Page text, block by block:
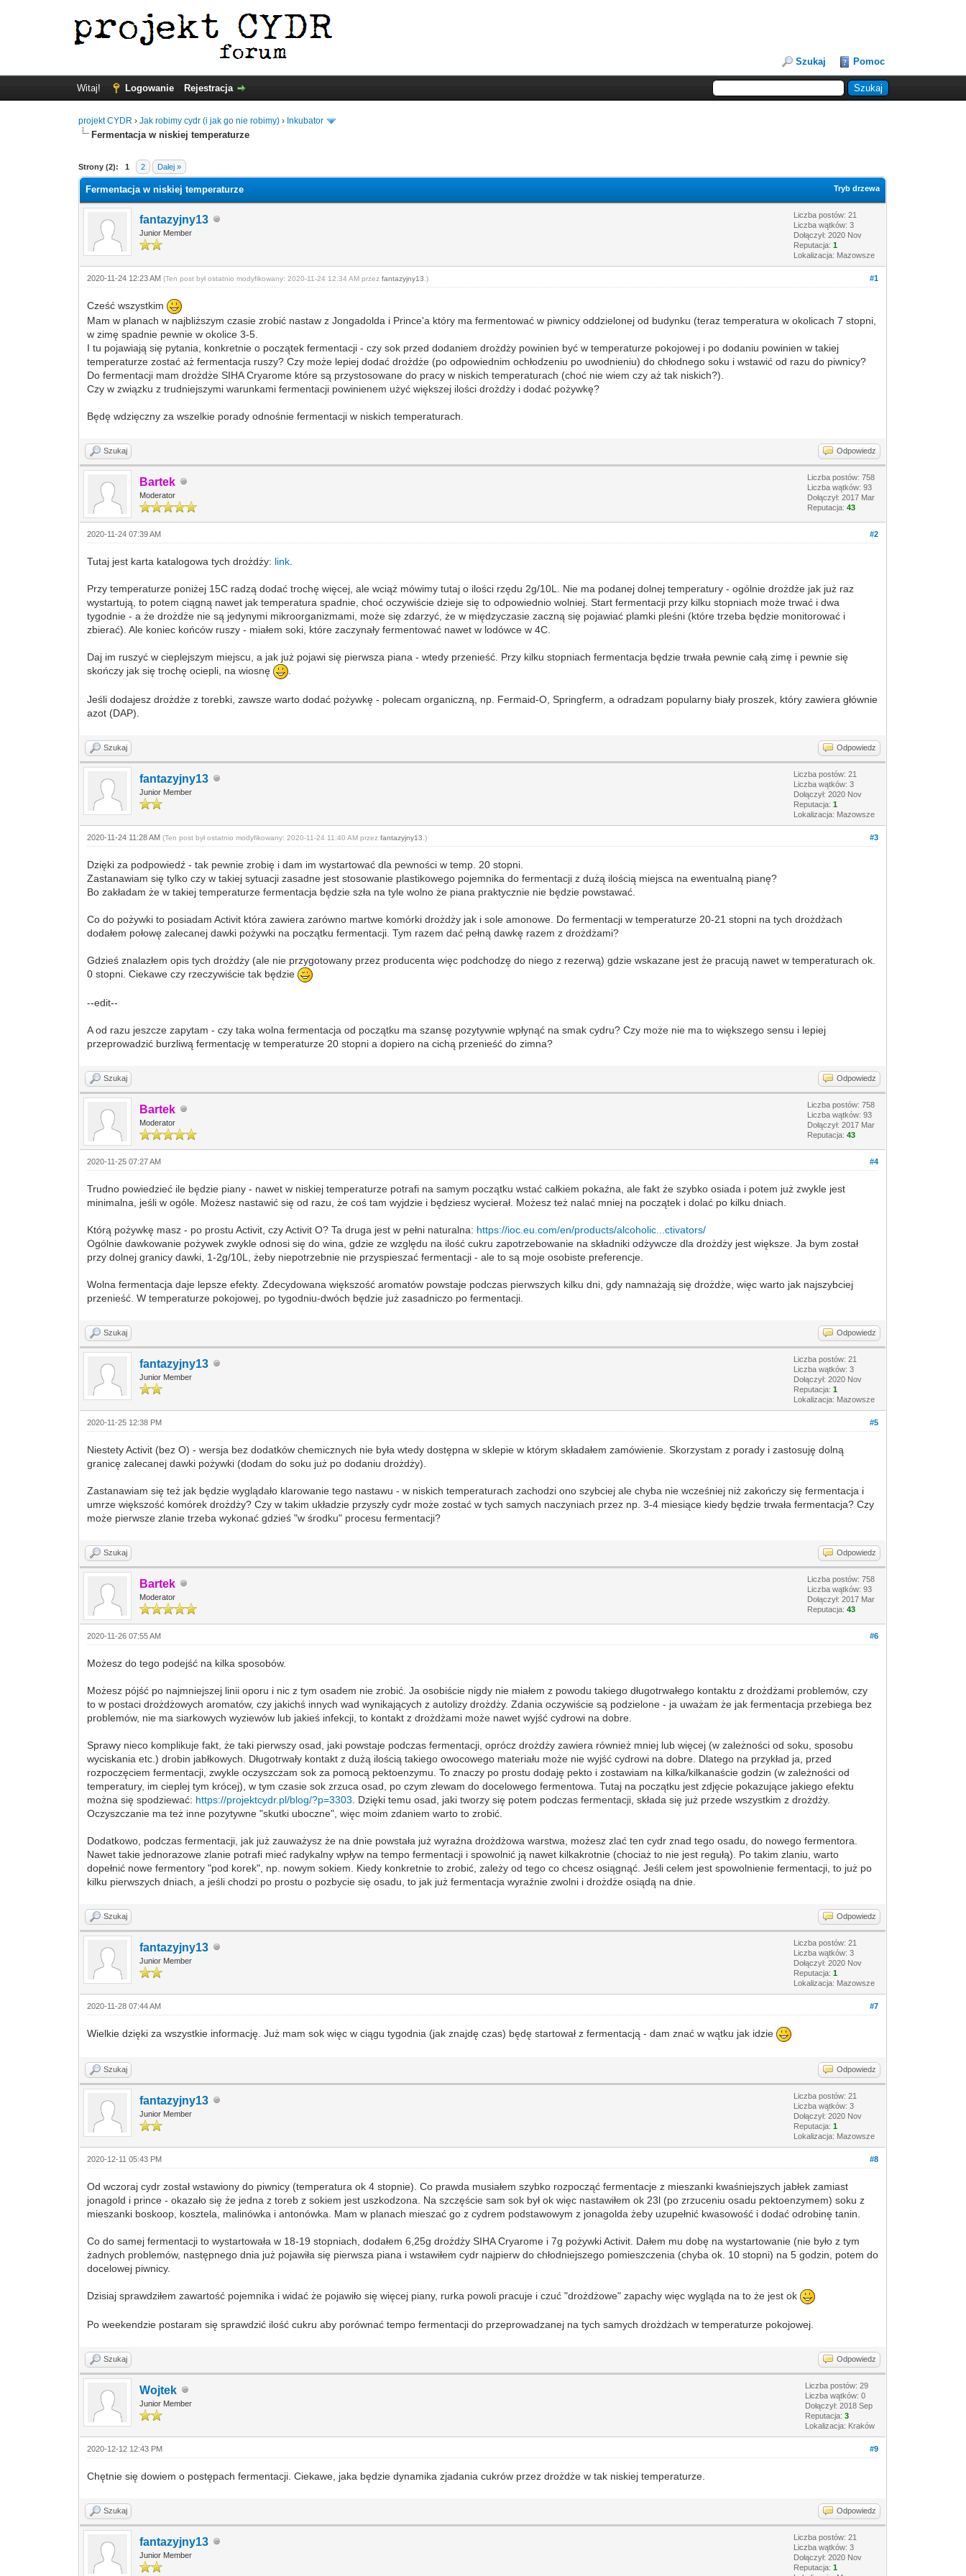
Szukaj Pomoc
Witaj! Logowanie Rejestracja
projekt CYDR ›Jak robimy cydr (i jak go nie robimy) › Inkubator
Fermentacja w niskiej temperaturze
Strony (2): 1 2 Dalej »
Tryb drzewa
Fermentacja w niskiej temperaturze
fantazyjny13
Junior Member
Liczba postów: 21
Liczba wątków: 3
Dołączył: 2020 Nov
Reputacja:1
Lokalizacja: Mazowsze
#1
2020-11-24 12:23 AM(Ten post był ostatnio modyfikowany: 2020-11-24 12:34 AM przezfantazyjny13 .)
Cześć wszystkim
Mam w planach w najbliższym czasie zrobić nastaw z Jongadolda i Prince'a który ma fermentować w piwnicy oddzielonej od budynku (teraz temperatura w okolicach 7 stopni,
w zimę spadnie pewnie w okolice 3-5.
I tu pojawiają się pytania, konkretnie o początek fermentacji - czy sok przed dodaniem drożdży powinien być w temperaturze pokojowej i po dodaniu powinien w takiej
temperaturze zostać aż fermentacja ruszy? Czy może lepiej dodać drożdże (po odpowiednim ochłodzeniu po uwodnieniu) do chłodnego soku i wstawić od razu do piwnicy?
Do fermentacji mam drożdże SIHA Cryarome które są przystosowane do pracy w niskich temperaturach (choć nie wiem czy aż tak niskich?).
Czy w związku z trudniejszymi warunkami fermentacji powinienem użyć większej ilości drożdży i dodać pożywkę?
Będę wdzięczny za wszelkie porady odnośnie fermentacji w niskich temperaturach.
Szukaj Odpowiedz
Bartek
Moderator
Liczba postów: 758
Liczba wątków: 93
Dołączył: 2017 Mar
Reputacja:43
#2
2020-11-24 07:39 AM
Tutaj jest karta katalogowa tych drożdży: link
Przy temperaturze poniżej 15C radzą dodać trochę więcej, ale wciąż mówimy tutaj o ilości rzędu 2g/10L. Nie ma podanej dolnej temperatury - ogólnie drożdże jak już raz
wystartują, to potem ciągną nawet jak temperatura spadnie, choć oczywiście dzieje się to odpowiednio wolniej. Start fermentacji przy kilku stopniach może trwać i dwa
tygodnie - a że drożdże nie są jedynymi mikroorganizmami, może się zdarzyć, że w międzyczasie zaczną się pojawiać plamki pleśni (które trzeba będzie monitorować i
zbierać). Ale koniec końców ruszy - miałem soki, które zaczynały fermentować nawet w lodówce w 4C.
Daj im ruszyć w cieplejszym miejscu, a jak już pojawi się pierwsza piana - wtedy przenieść. Przy kilku stopniach fermentacja będzie trwała pewnie całą zimę i pewnie się
skończy jak się trochę ociepli, na wiosnę
Jeśli dodajesz drożdże z torebki, zawsze warto dodać pożywkę - polecam organiczną, np. Fermaid-O, Springferm, a odradzam popularny biały proszek, który zawiera głównie
azot (DAP).
Szukaj Odpowiedz
fantazyjny13
Junior Member
Liczba postów: 21
Liczba wątków: 3
Dołączył: 2020 Nov
Reputacja:1
Lokalizacja: Mazowsze
#3
2020-11-24 11:28 AM(Ten post był ostatnio modyfikowany: 2020-11-24 11:40 AM przezfantazyjny13 .)
Dzięki za podpowiedź - tak pewnie zrobię i dam im wystartować dla pewności w temp. 20 stopni.
Zastanawiam się tylko czy w takiej sytuacji zasadne jest stosowanie plastikowego pojemnika do fermentacji z dużą ilością miejsca na ewentualną pianę?
Bo zakładam że w takiej temperaturze fermentacja będzie szła na tyle wolno że piana praktycznie nie będzie powstawać.
Co do pożywki to posiadam Activit która zawiera zarówno martwe komórki drożdży jak i sole amonowe. Do fermentacji w temperaturze 20-21 stopni na tych drożdżach
dodałem połowę zalecanej dawki pożywki na początku fermentacji. Tym razem dać pełną dawkę razem z drożdżami?
Gdzieś znalazłem opis tych drożdży (ale nie przygotowany przez producenta więc podchodzę do niego z rezerwą) gdzie wskazane jest że pracują nawet w temperaturach ok.
0 stopni. Ciekawe czy rzeczywiście tak będzie
--edit--
A od razu jeszcze zapytam - czy taka wolna fermentacja od początku ma szansę pozytywnie wpłynąć na smak cydru? Czy może nie ma to większego sensu i lepiej
przeprowadzić burzliwą fermentację w temperaturze 20 stopni a dopiero na cichą przenieść do zimna?
Szukaj Odpowiedz
Bartek
Moderator
Liczba postów: 758
Liczba wątków: 93
Dołączył: 2017 Mar
Reputacja:43
#4
2020-11-25 07:27 AM
Trudno powiedzieć ile będzie piany - nawet w niskiej temperaturze potrafi na samym początku wstać całkiem pokaźna, ale fakt że szybko osiada i potem już zwykle jest
minimalna, jeśli w ogóle. Możesz nastawić się od razu, że coś tam wyjdzie i będziesz wycierał. Możesz też nalać mniej na początek i dolać po kilku dniach.
Którą pożywkę masz - po prostu Activit, czy Activit O? Ta druga jest w pełni naturalna: https://ioc.eu.com/en/products/alcoholic...ctivators/
Ogólnie dawkowanie pożywek zwykle odnosi się do wina, gdzie ze względu na ilość cukru zapotrzebowanie na składniki odżywcze dla drożdży jest większe. Ja bym został
przy dolnej granicy dawki, 1-2g/10L, żeby niepotrzebnie nie przyspieszać fermentacji - ale to są moje osobiste preferencje.
Wolna fermentacja daje lepsze efekty. Zdecydowana większość aromatów powstaje podczas pierwszych kilku dni, gdy namnażają się drożdże, więc warto jak najszybciej
przenieść. W temperaturze pokojowej, po tygodniu-dwóch będzie już zasadniczo po fermentacji.
Szukaj Odpowiedz
fantazyjny13
Junior Member
Liczba postów: 21
Liczba wątków: 3
Dołączył: 2020 Nov
Reputacja:1
Lokalizacja: Mazowsze
#5
2020-11-25 12:38 PM
Niestety Activit (bez O) - wersja bez dodatków chemicznych nie była wtedy dostępna w sklepie w którym składałem zamówienie. Skorzystam z porady i zastosuję dolną
granicę zalecanej dawki pożywki (dodam do soku już po dodaniu drożdży).
Zastanawiam się też jak będzie wyglądało klarowanie tego nastawu - w niskich temperaturach zachodzi ono szybciej ale chyba nie wcześniej niż zakończy się fermentacja i
umrze większość komórek drożdży? Czy w takim układzie przyszły cydr może zostać w tych samych naczyniach przez np. 3-4 miesiące kiedy będzie trwała fermentacja? Czy
może pierwsze zlanie trzeba wykonać gdzieś "w środku" procesu fermentacji?
Szukaj Odpowiedz
Bartek
Moderator
Liczba postów: 758
Liczba wątków: 93
Dołączył: 2017 Mar
Reputacja:43
#6
2020-11-26 07:55 AM
Możesz do tego podejść na kilka sposobów.
Możesz pójść po najmniejszej linii oporu i nic z tym osadem nie zrobić. Ja osobiście nigdy nie miałem z powodu takiego długotrwałego kontaktu z drożdżami problemów, czy
to w postaci drożdżowych aromatów, czy jakichś innych wad wynikających z autolizy drożdży. Zdania oczywiście są podzielone - ja uważam że jak fermentacja przebiega bez
problemów, nie ma siarkowych wyziewów lub jakieś infekcji, to kontakt z drożdżami może nawet wyjść cydrowi na dobre.
Sprawy nieco komplikuje fakt, że taki pierwszy osad, jaki powstaje podczas fermentacji, oprócz drożdży zawiera również mniej lub więcej (w zależności od soku, sposobu
wyciskania etc.) drobin jabłkowych. Długotrwały kontakt z dużą ilością takiego owocowego materiału może nie wyjść cydrowi na dobre. Dlatego na przykład ja, przed
rozpoczęciem fermentacji, zwykle oczyszczam sok za pomocą pektoenzymu. To znaczy po prostu dodaję pekto i zostawiam na kilka/kilkanaście godzin (w zależności od
temperatury, im cieplej tym krócej), w tym czasie sok zrzuca osad, po czym zlewam do docelowego fermentowa. Tutaj na początku jest zdjęcie pokazujące jakiego efektu
można się spodziewać: https://projektcydr.pl/blog/?p=3303 . Dzięki temu osad, jaki tworzy się potem podczas fermentacji, składa się już przede wszystkim z drożdży.
Oczyszczanie ma też inne pozytywne "skutki uboczne", więc moim zdaniem warto to zrobić.
Dodatkowo, podczas fermentacji, jak już zauważysz że na dnie powstała już wyraźna drożdżowa warstwa, możesz zlać ten cydr znad tego osadu, do nowego fermentora.
Nawet takie jednorazowe zlanie potrafi mieć radykalny wpływ na tempo fermentacji i spowolnić ją nawet kilkakrotnie (chociaż to nie jest regułą). Po takim zlaniu, warto
dopełnić nowe fermentory "pod korek", np. nowym sokiem. Kiedy konkretnie to zrobić, zależy od tego co chcesz osiągnąć. Jeśli celem jest spowolnienie fermentacji, to już po
kilku pierwszych dniach, a jeśli chodzi po prostu o pozbycie się osadu, to jak już fermentacja wyraźnie zwolni i drożdże osiądą na dnie.
Szukaj Odpowiedz
fantazyjny13
Junior Member
Liczba postów: 21
Liczba wątków: 3
Dołączył: 2020 Nov
Reputacja:1
Lokalizacja: Mazowsze
#7
2020-11-28 07:44 AM
Wielkie dzięki za wszystkie informację. Już mam sok więc w ciągu tygodnia (jak znajdę czas) będę startował z fermentacją - dam znać w wątku jak idzie
Szukaj Odpowiedz
fantazyjny13
Junior Member
Liczba postów: 21
Liczba wątków: 3
Dołączył: 2020 Nov
Reputacja:1
Lokalizacja: Mazowsze
#8
2020-12-11 05:43 PM
Od wczoraj cydr został wstawiony do piwnicy (temperatura ok 4 stopnie). Co prawda musiałem szybko rozpocząć fermentacje z mieszanki kwaśniejszych jabłek zamiast
jonagold i prince - okazało się że jedna z toreb z sokiem jest uszkodzona. Na szczęście sam sok był ok więc nastawiłem ok 23l (po zrzuceniu osadu pektoenzymem) soku z
mieszanki boskoop, kosztela, malinówka i antonówka. Mam w planach mieszać go z cydrem podstawowym z jonagolda żeby uzupełnić kwasowość i dodać odrobinę tanin.
Co do samej fermentacji to wystartowała w 18-19 stopniach, dodałem 6,25g drożdży SIHA Cryarome i 7g pożywki Activit. Dałem mu dobę na wystartowanie (nie było z tym
żadnych problemów, następnego dnia już pojawiła się pierwsza piana i wstawiłem cydr najpierw do chłodniejszego pomieszczenia (chyba ok. 10 stopni) na 5 godzin, potem do
docelowej piwnicy.
Dzisiaj sprawdziłem zawartość pojemnika i widać że pojawiło się więcej piany, rurka powoli pracuje i czuć "drożdżowe" zapachy więc wygląda na to że jest ok
Po weekendzie postaram się sprawdzić ilość cukru aby porównać tempo fermentacji do przeprowadzanej na tych samych drożdżach w temperaturze pokojowej.
Szukaj Odpowiedz
Wojtek
Junior Member
Liczba postów: 29
Liczba wątków: 0
Dołączył: 2018 Sep
Reputacja:3
Lokalizacja: Kraków
#9
2020-12-12 12:43 PM
Chętnie się dowiem o postępach fermentacji. Ciekawe, jaka będzie dynamika zjadania cukrów przez drożdże w tak niskiej temperaturze.
Szukaj Odpowiedz
fantazyjny13
Junior Member
Liczba postów: 21
Liczba wątków: 3
Dołączył: 2020 Nov
Reputacja:1